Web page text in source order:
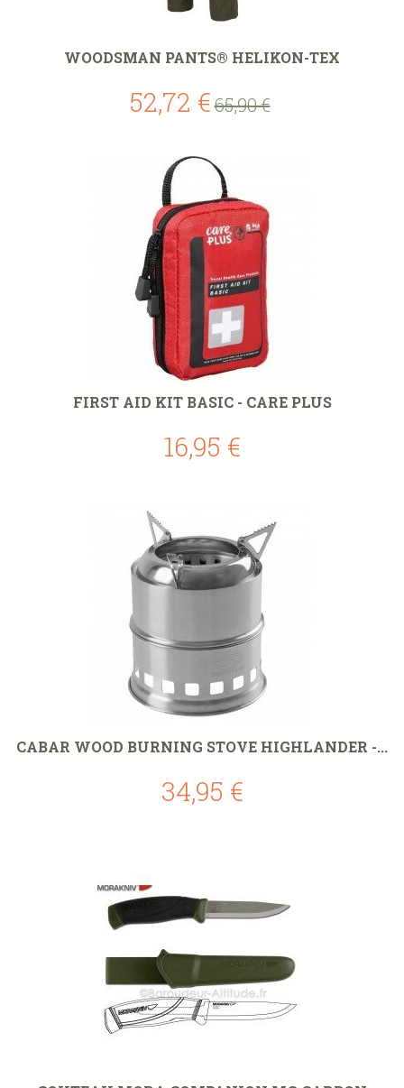
WOODSMAN PANTS® HELIKON-TEX
52,72 €65,90 €
FIRST AID KIT BASIC - CARE PLUS
16,95 €
CABAR WOOD BURNING STOVE HIGHLANDER -...
34,95 €